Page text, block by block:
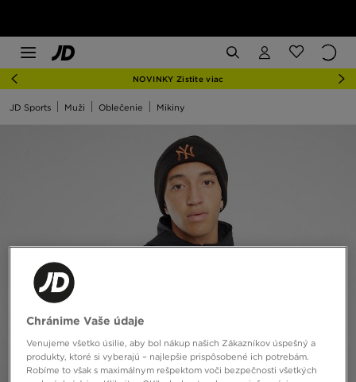
NOVINKY Zistite viac
JD Sports Muži Oblečenie Mikiny
Chránime Vaše údaje
Venujeme všetko úsilie, aby bol nákup našich Zákazníkov úspešný a
produkty, ktoré si vyberajú – najlepšie prispôsobené ich potrebám.
Robíme to však s maximálnym rešpektom voči bezpečnosti všetkých